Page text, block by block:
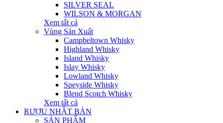
SILVER SEAL
WILSON & MORGAN
Xem tất cả
Vùng Sản Xuất
Campbeltown Whisky
Highland Whisky
Island Whisky
Islay Whisky
Lowland Whisky
Speyside Whisky
Blend Scotch Whisky
Xem tất cả
RƯỢU NHẬT BẢN
SẢN PHẨM